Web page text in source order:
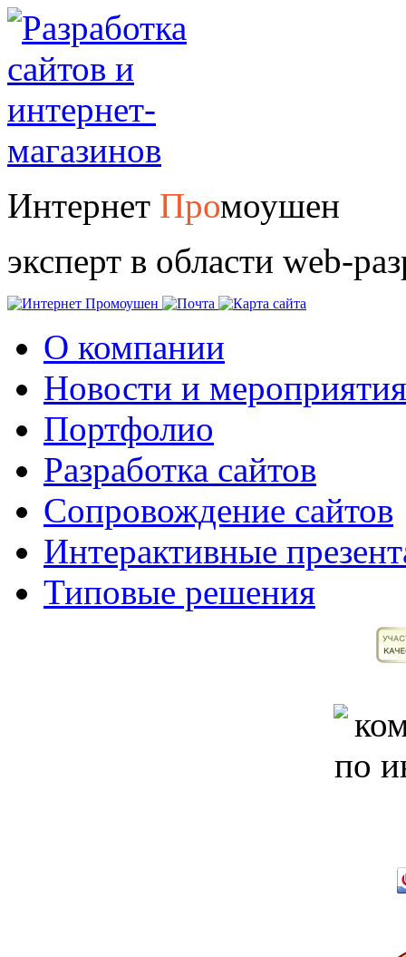
Интернет Промоушен
эксперт в области web-
О компании
Новости и мероприятия
Портфолио
Разработка сайтов
Сопровождение сайтов
Интерактивные
Типовые решения